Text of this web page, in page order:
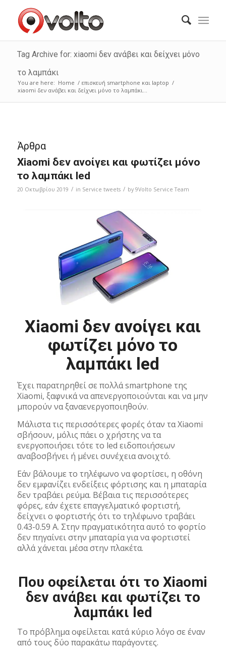
Tag Archive for: xiaomi δεν ανάβει και δείχνει μόνο
το λαμπάκι
You are here: Home / επισκευή smartphone και laptop /
xiaomi δεν ανάβει και δείχνει μόνο το λαμπάκι...
Άρθρα
Xiaomi δεν ανοίγει και φωτίζει μόνο
το λαμπάκι led
20 Οκτωβρίου 2019 / in Service tweets / by 9Volto Service Team
Xiaomi δεν ανοίγει και
φωτίζει μόνο το
λαμπάκι led
Έχει παρατηρηθεί σε πολλά smartphone της
Xiaomi, ξαφνικά να απενεργοποιούνται και να μην
μπορούν να ξαναενεργοποιηθούν.
Μάλιστα τις περισσότερες φορές όταν τα Xiaomi
σβήσουν, μόλις πάει ο χρήστης να τα
ενεργοποιήσει τότε το led ειδοποιήσεων
αναβοσβήνει ή μένει συνέχεια ανοιχτό.
Εάν βάλουμε το τηλέφωνο να φορτίσει, η οθόνη
δεν εμφανίζει ενδείξεις φόρτισης και η μπαταρία
δεν τραβάει ρεύμα. Βέβαια τις περισσότερες
φόρες, εάν έχετε επαγγελματικό φορτιστή,
δείχνει ο φορτιστής ότι το τηλέφωνο τραβάει
0.43-0.59 A. Στην πραγματικότητα αυτό το φορτίο
δεν πηγαίνει στην μπαταρία για να φορτιστεί
αλλά χάνεται μέσα στην πλακέτα.
Που οφείλεται ότι το Xiaomi
δεν ανάβει και φωτίζει το
λαμπάκι led
Το πρόβλημα οφείλεται κατά κύριο λόγο σε έναν
από τους δύο παρακάτω παράγοντες.